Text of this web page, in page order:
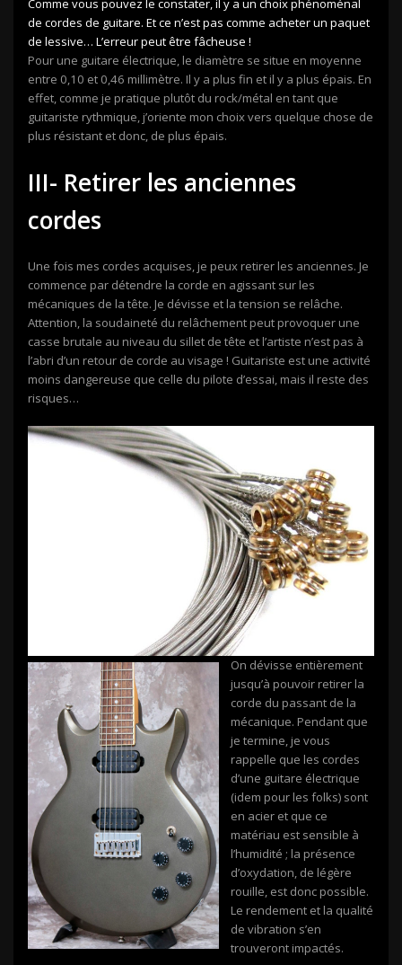
Comme vous pouvez le constater, il y a un choix phénoménal
de cordes de guitare. Et ce n’est pas comme acheter un paquet
de lessive… L’erreur peut être fâcheuse !
Pour une guitare électrique, le diamètre se situe en moyenne
entre 0,10 et 0,46 millimètre. Il y a plus fin et il y a plus épais. En
effet, comme je pratique plutôt du rock/métal en tant que
guitariste rythmique, j’oriente mon choix vers quelque chose de
plus résistant et donc, de plus épais.
III- Retirer les anciennes
cordes
Une fois mes cordes acquises, je peux retirer les anciennes. Je
commence par détendre la corde en agissant sur les
mécaniques de la tête. Je dévisse et la tension se relâche.
Attention, la soudaineté du relâchement peut provoquer une
casse brutale au niveau du sillet de tête et l’artiste n’est pas à
l’abri d’un retour de corde au visage ! Guitariste est une activité
moins dangereuse que celle du pilote d’essai, mais il reste des
risques…
On dévisse entièrement
jusqu’à pouvoir retirer la
corde du passant de la
mécanique. Pendant que
je termine, je vous
rappelle que les cordes
d’une guitare électrique
(idem pour les folks) sont
en acier et que ce
matériau est sensible à
l’humidité ; la présence
d’oxydation, de légère
rouille, est donc possible.
Le rendement et la qualité
de vibration s’en
trouveront impactés.